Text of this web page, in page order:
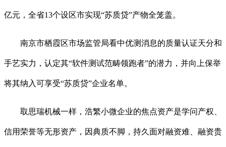
亿元，全省13个设区市实现“苏质贷”产物全笼盖。
南京市栖霞区市场监管局看中优测消息的质量认证天分和
手艺实力，认定其“软件测试范畴领跑者”的潜力，并向上保举
将其纳入可享受“苏质贷”企业名单。
取思瑞机械一样，浩繁小微企业的焦点资产是学问产权、
信用荣誉等无形资产，因典质不脚，持久面对融资难、融资贵